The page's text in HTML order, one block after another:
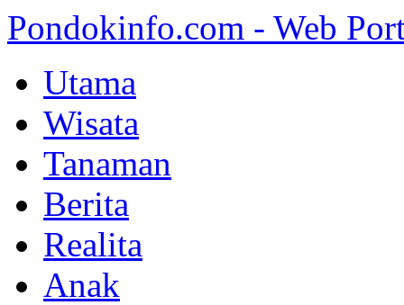
Pondokinfo.com - Web
Utama
Wisata
Tanaman
Berita
Realita
Anak